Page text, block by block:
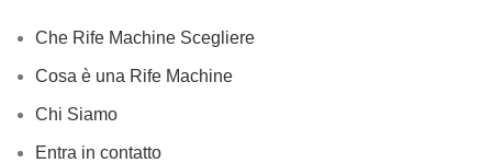
Che Rife Machine Scegliere
Cosa è una Rife Machine
Chi Siamo
Entra in contatto